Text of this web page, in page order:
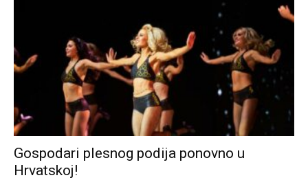
Gospodari plesnog podija ponovno u
Hrvatskoj!